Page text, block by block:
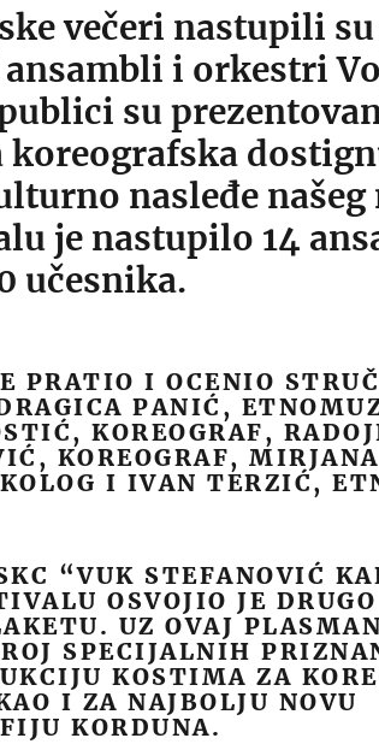
večeri nastupili
i orkestri
su
nasleđe našeg
je nastupilo 14
učesnika.
PRATIO I OCENIO
PANIĆ,
KOREOGRAF,
KOREOGRAF,
I IVAN TERZIĆ,
“VUK STEFANOVIĆ
OSVOJIO JE
UZ OVAJ
SPECIJALNIH
KOSTIMA ZA
I ZA NAJBOLJU NOVU
KORDUNA.